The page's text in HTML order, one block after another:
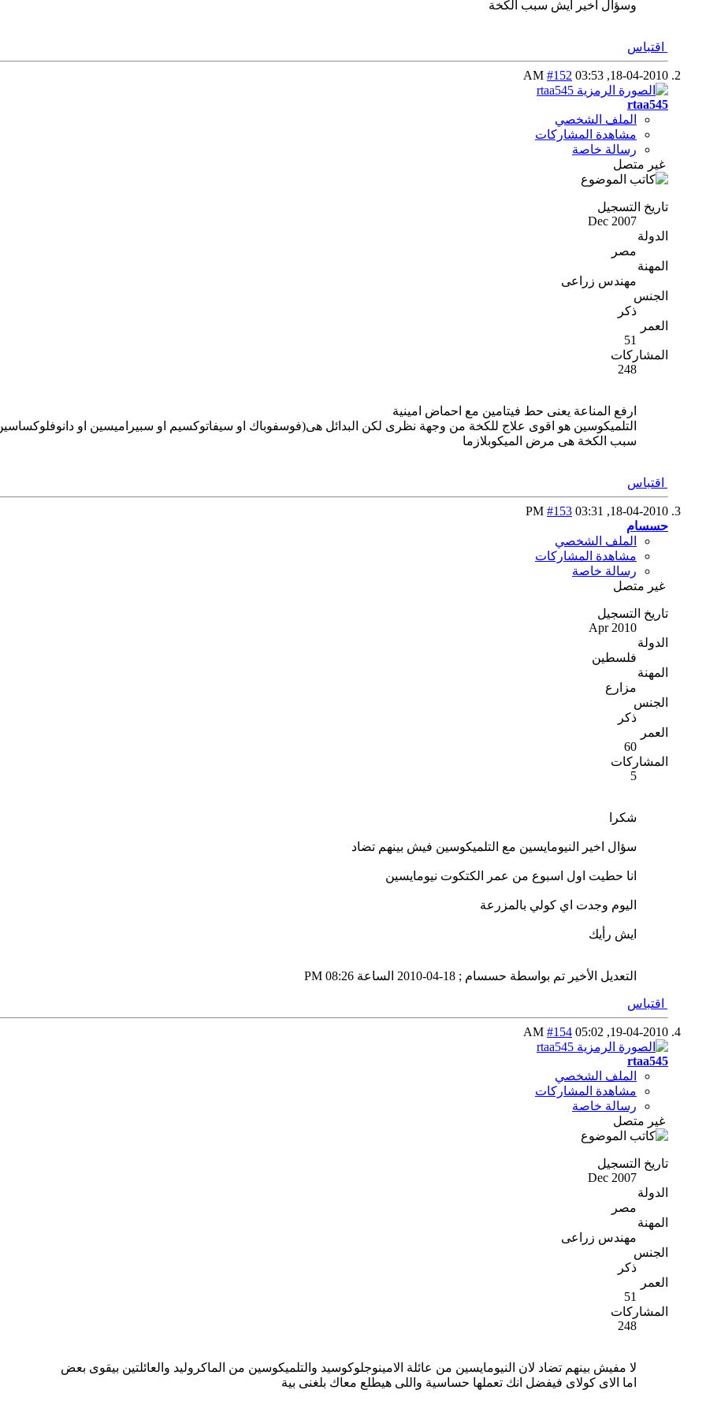
وسؤال اخير ايش سبب الكخة
اقتباس
18-04-2010,
03:53 AM
#152
rtaa545
الملف الشخصي
مشاهدة المشاركات
رسالة خاصة
غير متصل
تاريخ التسجيل
Dec 2007
الدولة
مصر
المهنة
مهندس زراعى
الجنس
ذكر
العمر
51
المشاركات
248
ارفع المناعة يعنى حط فيتامين مع احماض امينية
التلميكوسين هو اقوى علاج للكخة من وجهة نظرى لكن البدائل هى(فوسفوباك او سيفاتوكسيم او سبيراميسين او
سبب الكخة هى مرض الميكوبلازما
اقتباس
18-04-2010,
03:31 PM
#153
حسسام
الملف الشخصي
مشاهدة المشاركات
رسالة خاصة
غير متصل
تاريخ التسجيل
Apr 2010
الدولة
فلسطين
المهنة
مزارع
الجنس
ذكر
العمر
60
المشاركات
5
شكرا
سؤال اخير النيومايسين مع التلميكوسين فيش بينهم تضاد
انا حطيت اول اسبوع من عمر الكتكوت نيومايسين
اليوم وجدت اي كولي بالمزرعة
ايش رأيك
التعديل الأخير تم بواسطة حسسام ; 18-04-2010 الساعة 08:26 PM
اقتباس
19-04-2010,
05:02 AM
#154
rtaa545
الملف الشخصي
مشاهدة المشاركات
رسالة خاصة
غير متصل
تاريخ التسجيل
Dec 2007
الدولة
مصر
المهنة
مهندس زراعى
الجنس
ذكر
العمر
51
المشاركات
248
لا مفيش بينهم تضاد لان النيومايسين من عائلة الامينوجلوكوسيد والتلميكوسين من الماكروليد والعائلتين بيقوى بعض
اما الاى كولاى فيفضل انك تعملها حساسية واللى هيطلع معاك بلغنى بية